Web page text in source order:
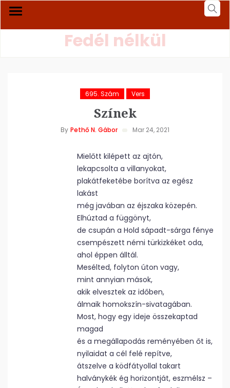
Fedél nélkül
695. Szám Vers
Színek
By Pethő N. Gábor Mar 24, 2021
Mielőtt kilépett az ajtón,
lekapcsolta a villanyokat,
plakátfeketébe borítva az egész
lakást
még javában az éjszaka közepén.
Elhúztad a függönyt,
de csupán a Hold sápadt-sárga fénye
csempészett némi türkizkéket oda,
ahol éppen álltál.
Mesélted, folyton úton vagy,
mint annyian mások,
akik elvesztek az időben,
álmaik homokszín-sivatagában.
Most, hogy egy ideje összekaptad
magad
és a megállapodás reményében őt is,
nyilaidat a cél felé repítve,
átszelve a ködfátyollal takart
halványkék ég horizontját, eszmélsz –